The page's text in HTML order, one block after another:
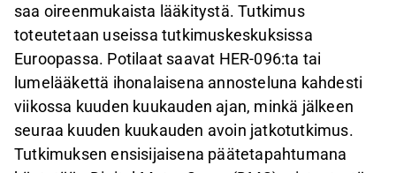
saa oireenmukaista lääkitystä. Tutkimus
toteutetaan useissa tutkimuskeskuksissa
Euroopassa. Potilaat saavat HER-096:ta tai
lumelääkettä ihonalaisena annosteluna kahdesti
viikossa kuuden kuukauden ajan, minkä jälkeen
seuraa kuuden kuukauden avoin jatkotutkimus.
Tutkimuksen ensisijaisena päätetapahtumana